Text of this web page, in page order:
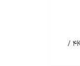
تلویزیونی 4K - صدای دالبی - DTS / فرمت های صوتی: MP3，APE，Flac / فرمت های تصویری : RM，MOV，VOB，AVI，MKV，TS，Mp4，3D / رزولوشن تصویر: (4K (3840 x 2160 /